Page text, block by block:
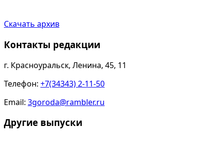
Скачать архив
Контакты редакции
г. Красноуральск, Ленина, 45, 11
Телефон: +7(34343) 2-11-50
Email: 3goroda@rambler.ru
Другие выпуски